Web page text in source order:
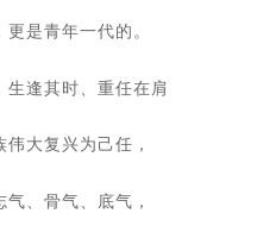
是青年一代的。
生逢其时、重任在肩
大复兴为己任，
、骨气、底气，